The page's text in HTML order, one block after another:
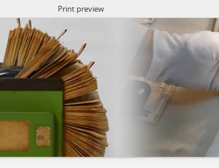
Print preview